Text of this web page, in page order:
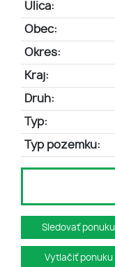
Ulica:
Obec:
Okres:
Kraj:
Druh:
Typ:
Typ pozemku:
Sledovať ponuku
Vytlačiť ponuku